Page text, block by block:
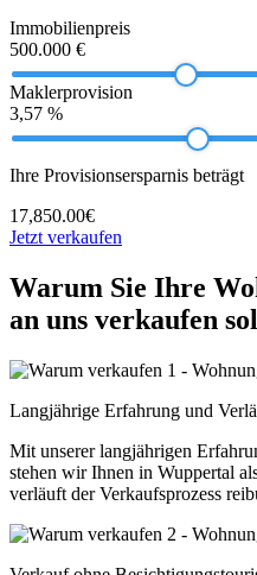
Immobilienpreis
500.000 €
Maklerprovision
3,57 %
Ihre Provisionsersparnis beträgt
17,850.00€
Jetzt verkaufen
Warum Sie Ihre
an uns verkaufen
Langjährige Erfahrung und
Mit unserer langjährigen
stehen wir Ihnen in Wuppertal
verläuft der Verkaufsprozess